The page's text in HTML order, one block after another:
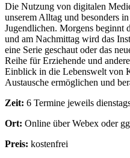
Die Nutzung von digitalen
unserem Alltag und besonders
Jugendlichen. Morgens beginnt
und am Nachmittag wird das
eine Serie geschaut oder das
Reihe für Erziehende und
Einblick in die Lebenswelt von
Austausche ermöglichen und
Zeit: 6 Termine jeweils
Ort: Online über Webex oder
Preis: kostenfrei